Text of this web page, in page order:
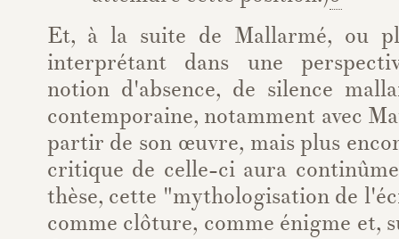
Et, à la suite de Mallarmé, ou
interprétant dans une
notion d'absence, de silence
contemporaine, notamment avec
partir de son œuvre, mais plus
critique de celle-ci aura
thèse, cette "mythologisation de
comme clôture, comme énigme et,